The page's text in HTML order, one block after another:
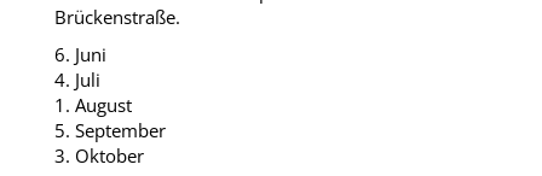
Brückenstraße.
6. Juni
4. Juli
1. August
5. September
3. Oktober